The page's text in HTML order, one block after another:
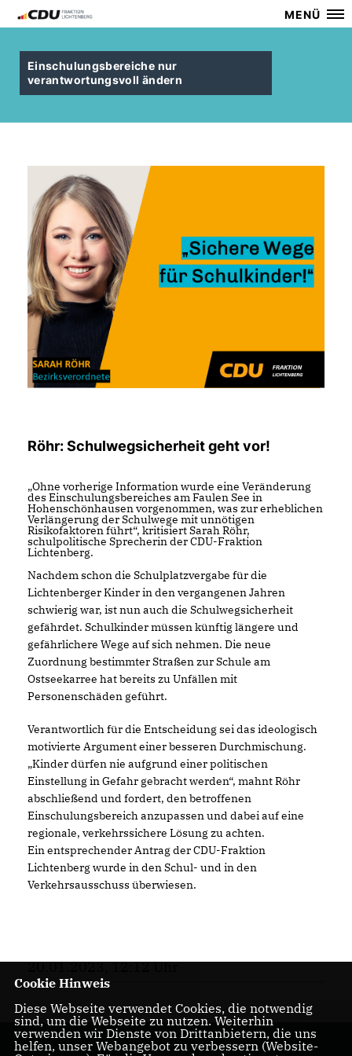
MENÜ
Einschulungsbereiche nur
verantwortungsvoll ändern
Röhr: Schulwegsicherheit geht vor!
Ohne vorherige Information wurde eine Veränderung
des Einschulungsbereiches am Faulen See in
Hohenschönhausen vorgenommen, was zur erheblichen
Verlängerung der Schulwege mit unnötigen
Risikofaktoren führt“, kritisiert Sarah Röhr,
schulpolitische Sprecherin der CDU-Fraktion
Lichtenberg.
Nachdem schon die Schulplatzvergabe für die
Lichtenberger Kinder in den vergangenen Jahren
schwierig war, ist nun auch die Schulwegsicherheit
gefährdet. Schulkinder müssen künftig längere und
gefährlichere Wege auf sich nehmen. Die neue
Zuordnung bestimmter Straßen zur Schule am
Ostseekarree hat bereits zu Unfällen mit
Personenschäden geführt.
Verantwortlich für die Entscheidung sei das ideologisch
motivierte Argument einer besseren Durchmischung.
Kinder dürfen nie aufgrund einer politischen
Einstellung in Gefahr gebracht werden“, mahnt Röhr
abschließend und fordert, den betroffenen
Einschulungsbereich anzupassen und dabei auf eine
regionale, verkehrssichere Lösung zu achten.
Ein entsprechender Antrag der CDU-Fraktion
Lichtenberg wurde in den Schul- und in den
Verkehrsausschuss überwiesen.
20.01.2023, 12:12 Uhr
Cookie Hinweis
Diese Webseite verwendet Cookies, die notwendig
sind, um die Webseite zu nutzen. Weiterhin
verwenden wir Dienste von Drittanbietern, die uns
helfen, unser Webangebot zu verbessern (Website-